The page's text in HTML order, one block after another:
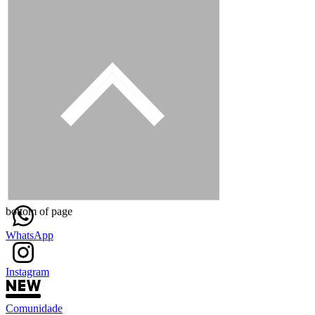
WhatsApp
Instagram
Comunidade
bottom of page